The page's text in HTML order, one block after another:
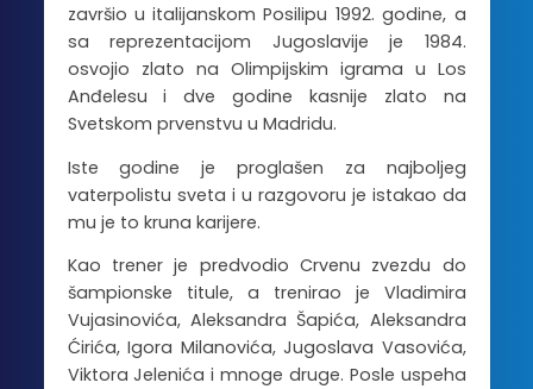
završio u italijanskom Posilipu 1992. godine, a
sa reprezentacijom Jugoslavije je 1984.
osvojio zlato na Olimpijskim igrama u Los
Anđelesu i dve godine kasnije zlato na
Svetskom prvenstvu u Madridu.
Iste godine je proglašen za najboljeg
vaterpolistu sveta i u razgovoru je istakao da
mu je to kruna karijere.
Kao trener je predvodio Crvenu zvezdu do
šampionske titule, a trenirao je Vladimira
Vujasinovića, Aleksandra Šapića, Aleksandra
Ćirića, Igora Milanovića, Jugoslava Vasovića,
Viktora Jelenića i mnoge druge. Posle uspeha